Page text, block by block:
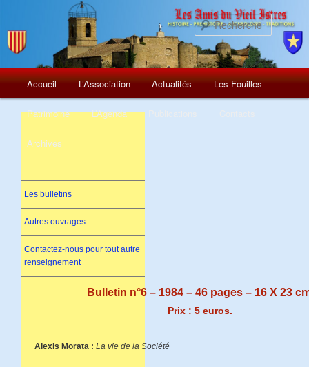
Menu
principal
Aller
au
Accueil L’Association Actualités Les Fouilles
Patrimoine L’Agenda
Archives
Les bulletins
Autres ouvrages
Contactez-nous pour tout autre
renseignement
Bulletin n°6 – 1984 – 46 pages – 16 X 23
Prix : 5 euros.
Alexis Morata : La vie de la Société